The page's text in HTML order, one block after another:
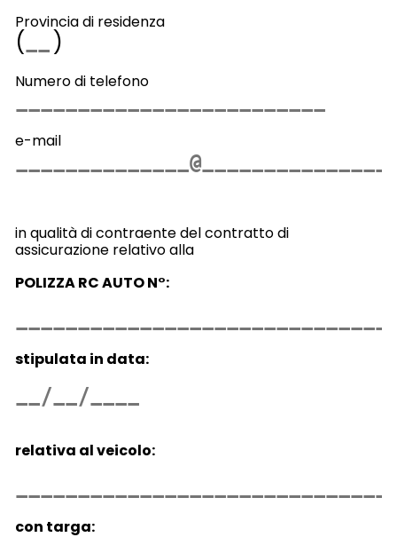
Provincia di residenza
( )
Numero di telefono
e-mail
in qualità di contraente del contratto di
assicurazione relativo alla
POLIZZA RC AUTO N°:
stipulata in data:
relativa al veicolo:
con targa: